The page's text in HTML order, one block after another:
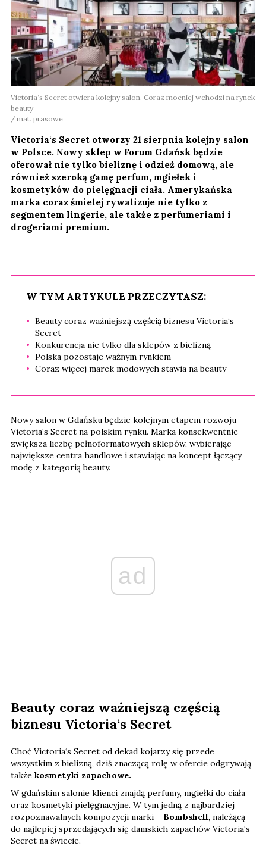
Victoria‘s Secret otwiera kolejny salon. Coraz mocniej wchodzi na rynek
beauty
mat. prasowe
Victoria‘s Secret otworzy 21 sierpnia kolejny salon
w Polsce. Nowy sklep w Forum Gdańsk będzie
oferował nie tylko bieliznę i odzież domową, ale
również szeroką gamę perfum, mgiełek i
kosmetyków do pielęgnacji ciała. Amerykańska
marka coraz śmielej rywalizuje nie tylko z
segmentem lingerie, ale także z perfumeriami i
drogeriami premium.
W TYM ARTYKULE PRZECZYTASZ:
Beauty coraz ważniejszą częścią biznesu Victoria‘s
Secret
Konkurencja nie tylko dla sklepów z bielizną
Polska pozostaje ważnym rynkiem
Coraz więcej marek modowych stawia na beauty
Nowy salon w Gdańsku będzie kolejnym etapem rozwoju
Victoria‘s Secret na polskim rynku. Marka konsekwentnie
zwiększa liczbę pełnoformatowych sklepów, wybierając
największe centra handlowe i stawiając na koncept łączący
modę z kategorią beauty.
ad
Beauty coraz ważniejszą częścią
biznesu Victoria‘s Secret
Choć Victoria‘s Secret od dekad kojarzy się przede
wszystkim z bielizną, dziś znaczącą rolę w ofercie odgrywają
także kosmetyki zapachowe.
W gdańskim salonie klienci znajdą perfumy, mgiełki do ciała
oraz kosmetyki pielęgnacyjne. W tym jedną z najbardziej
rozpoznawalnych kompozycji marki – Bombshell, należącą
do najlepiej sprzedających się damskich zapachów Victoria‘s
Secret na świecie.